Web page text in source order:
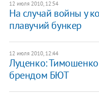
12 июля 2010, 12:54
На случай войны у
плавучий бункер
12 июля 2010, 12:44
Луценко:
брендом БЮТ